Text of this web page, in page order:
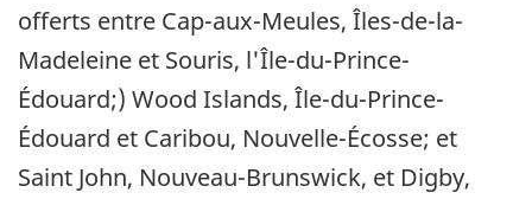
offerts entre Cap-aux-Meules, Îles-de-la-
Madeleine et Souris, l'Île-du-Prince-
Édouard;) Wood Islands, Île-du-Prince-
Édouard et Caribou, Nouvelle-Écosse; et
Saint John, Nouveau-Brunswick, et Digby,